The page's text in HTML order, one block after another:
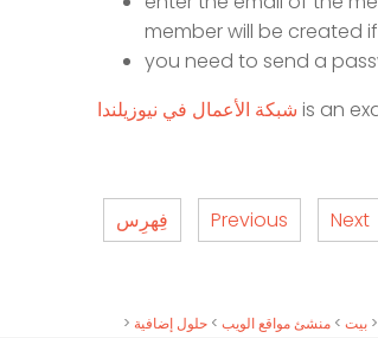
member will be created
you need to send a
شبكة الأعمال في نيوزيلندا is an
فِهرِس Previous Next
> بيت > منشئ مواقع الويب > حلول إضافية >